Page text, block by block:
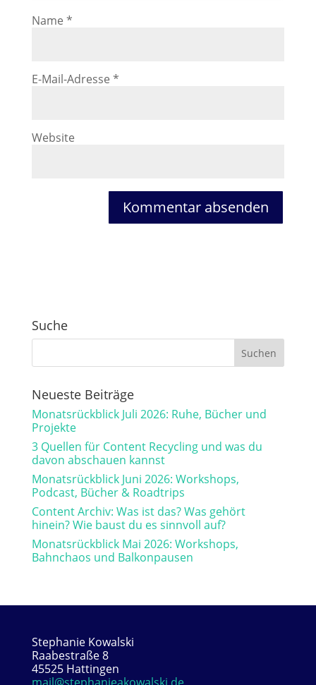
Name *
E-Mail-Adresse *
Website
Suche
Neueste Beiträge
Monatsrückblick Juli 2026: Ruhe, Bücher und
Projekte
3 Quellen für Content Recycling und was du
davon abschauen kannst
Monatsrückblick Juni 2026: Workshops,
Podcast, Bücher & Roadtrips
Content Archiv: Was ist das? Was gehört
hinein? Wie baust du es sinnvoll auf?
Monatsrückblick Mai 2026: Workshops,
Bahnchaos und Balkonpausen
Stephanie Kowalski
Raabestraße 8
45525 Hattingen